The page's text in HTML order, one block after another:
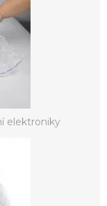
elektroniky